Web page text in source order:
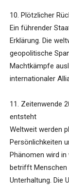
10. Plötzlicher
Ein führender
Erklärung. Die
geopolitische
Machtkämpfe
internationaler
11. Zeitenwende
entsteht
Weltweit werden
Persönlichkeiten
Phänomen wird
betrifft Menschen
Unterhaltung. Die